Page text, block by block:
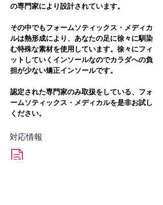
の専門家により設計されています。
その中でもフォームソティックス・メディカ
ルは熱形成により、あなたの足に徐々に馴染
む特殊な素材を使用しています。徐々にフィ
ットしていくインソールなのでカラダへの負
担が少ない矯正インソールです。
認定された専門家のみ取扱をしている、フォ
ームソティックス・メディカルを是非お試し
ください。
対応情報